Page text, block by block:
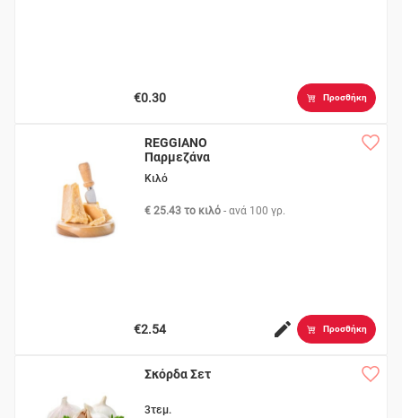
€0.30 Προσθήκη
REGGIANO
Παρμεζάνα
Κιλό
€ 25.43 το κιλό - ανά 100 γρ.
€2.54 Προσθήκη
Σκόρδα Σετ
3τεμ.